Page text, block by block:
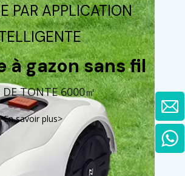
PAR APPLICATION
à gazon sans fil
DE TONTE 6000㎡
En savoir plus>